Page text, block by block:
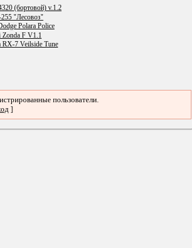
(бортовой) v.1.2
"Лесовоз"
Polara Police
Zonda F V1.1
RX-7 Veilside Tune
пользователи.
]